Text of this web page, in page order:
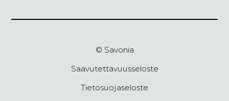
© Savonia
Saavutettavuusseloste
Tietosuojaseloste